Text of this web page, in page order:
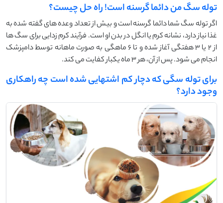
توله سگ من دائما گرسنه است! راه حل چیست؟
اگر توله سگ شما دائما گرسنه است و بیش از تعداد وعده های گفته شده به
غذا نیاز دارد، نشانه کرم یا انگل در بدن او است. فرآیند کرم زدایی برای سگ ها
از 2 یا 3 هفتگی آغاز شده و تا 6 ماهگی به صورت ماهانه توسط دامپزشک
انجام می شود. پس از آن، هر 3 ماه یکبار کفایت می کند.
برای توله سگی که دچار کم اشتهایی شده است چه راهکاری
وجود دارد؟